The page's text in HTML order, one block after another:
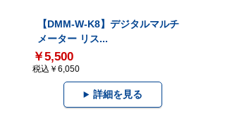
【DMM-W-K8】デジタルマルチ
メーター リス...
￥5,500
税込￥6,050
詳細を見る